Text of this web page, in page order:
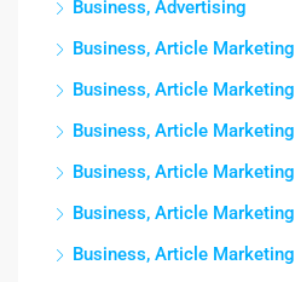
Business, Advertising
Business, Article Marketing
Business, Article Marketing
Business, Article Marketing
Business, Article Marketing
Business, Article Marketing
Business, Article Marketing